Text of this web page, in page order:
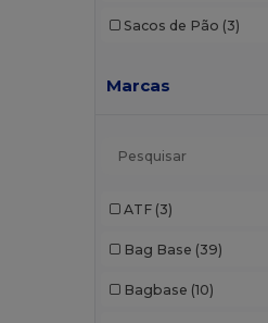
Sacos de Pão (3)
Marcas
ATF (3)
Bag Base (39)
Bagbase (10)